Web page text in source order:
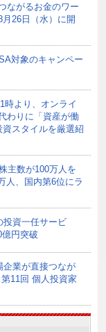
ながるお金のワー
26日（水）に開
対象のキャンペー
時より、オンライ
わりに「資産が働
資スタイルを厳選紹
主数が100万人を
人、国内第6位にラ
投資一任サービ
円突破
企業が直接つなが
11回 個人投資家